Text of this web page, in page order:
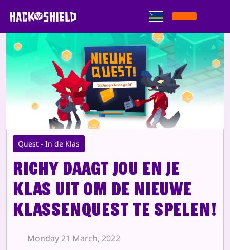
Quest - In de Klas
Richy daagt jou en je
klas uit om de nieuwe
klassenquest te spelen!
Monday 21 March, 2022